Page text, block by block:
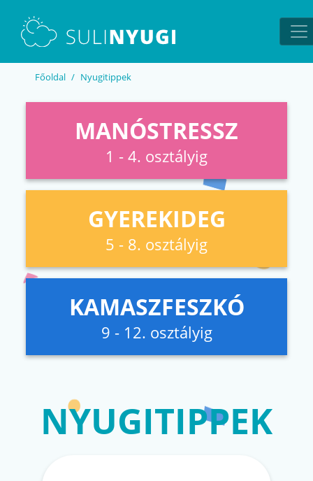
Főoldal Nyugitippek
MANÓSTRESSZ
1 - 4. osztályig
GYEREKIDEG
5 - 8. osztályig
KAMASZFESZKÓ
9 - 12. osztályig
NYUGITIPPEK